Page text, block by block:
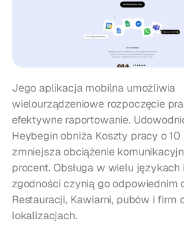
Jego aplikacja mobilna umożliwia
wielourządzeniowe rozpoczęcie
efektywne raportowanie.
Heybegin obniża Koszty pracy o 10
zmniejsza obciążenie
procent. Obsługa w wielu
zgodności czynią go odpowiednim
Restauracji, Kawiarni, pubów i firm
lokalizacjach.